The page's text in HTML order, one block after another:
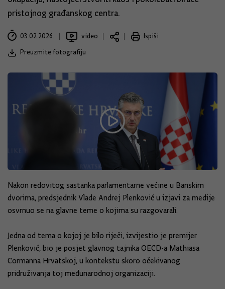
pristojnog građanskog centra.
03.02.2026. video
Ispiši
Preuzmite fotografiju
Nakon redovitog sastanka parlamentarne većine u Banskim
dvorima, predsjednik Vlade Andrej Plenković u izjavi za medije
osvrnuo se na glavne teme o kojima su razgovarali.
Jedna od tema o kojoj je bilo riječi, izvijestio je premijer
Plenković, bio je posjet glavnog tajnika OECD-a Mathiasa
Cormanna Hrvatskoj, u kontekstu skoro očekivanog
pridruživanja toj međunarodnoj organizaciji.